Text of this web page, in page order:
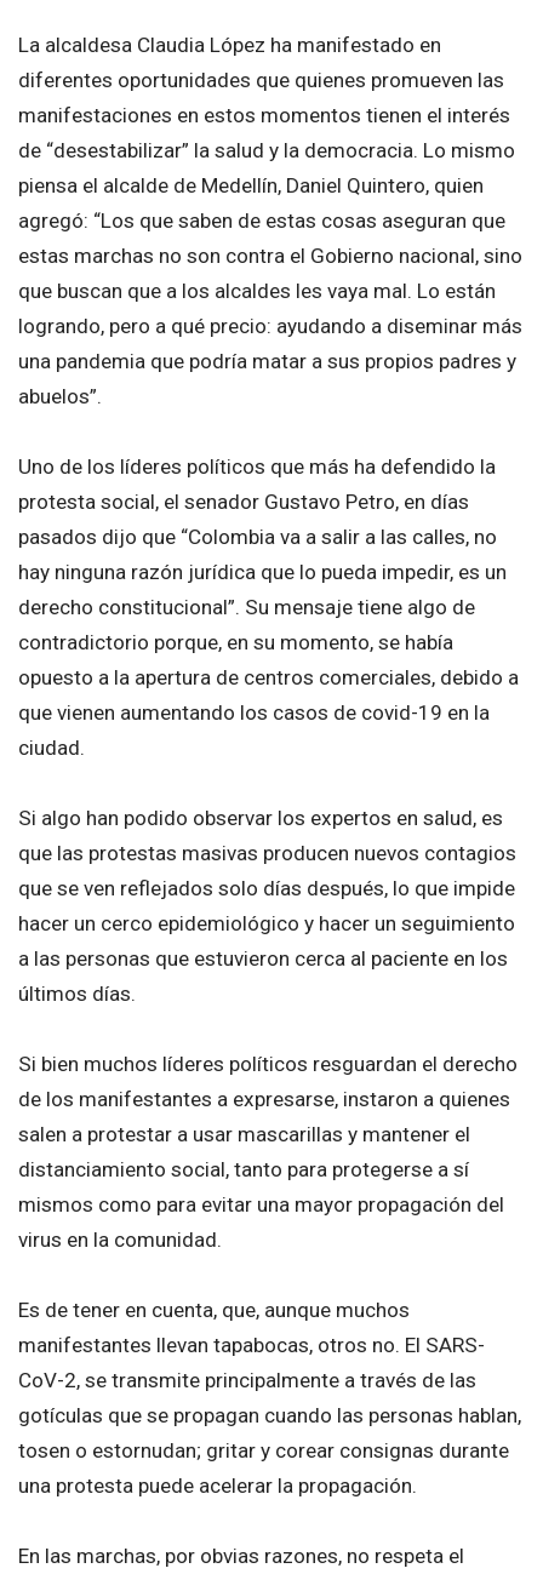
La alcaldesa Claudia López ha manifestado en
diferentes oportunidades que quienes promueven las
manifestaciones en estos momentos tienen el interés
de “desestabilizar” la salud y la democracia. Lo mismo
piensa el alcalde de Medellín, Daniel Quintero, quien
agregó: “Los que saben de estas cosas aseguran que
estas marchas no son contra el Gobierno nacional, sino
que buscan que a los alcaldes les vaya mal. Lo están
logrando, pero a qué precio: ayudando a diseminar más
una pandemia que podría matar a sus propios padres y
abuelos”.
Uno de los líderes políticos que más ha defendido la
protesta social, el senador Gustavo Petro, en días
pasados dijo que “Colombia va a salir a las calles, no
hay ninguna razón jurídica que lo pueda impedir, es un
derecho constitucional”. Su mensaje tiene algo de
contradictorio porque, en su momento, se había
opuesto a la apertura de centros comerciales, debido a
que vienen aumentando los casos de covid-19 en la
ciudad.
Si algo han podido observar los expertos en salud, es
que las protestas masivas producen nuevos contagios
que se ven reflejados solo días después, lo que impide
hacer un cerco epidemiológico y hacer un seguimiento
a las personas que estuvieron cerca al paciente en los
últimos días.
Si bien muchos líderes políticos resguardan el derecho
de los manifestantes a expresarse, instaron a quienes
salen a protestar a usar mascarillas y mantener el
distanciamiento social, tanto para protegerse a sí
mismos como para evitar una mayor propagación del
virus en la comunidad.
Es de tener en cuenta, que, aunque muchos
manifestantes llevan tapabocas, otros no. El SARS-
CoV-2, se transmite principalmente a través de las
gotículas que se propagan cuando las personas hablan,
tosen o estornudan; gritar y corear consignas durante
una protesta puede acelerar la propagación.
En las marchas, por obvias razones, no respeta el